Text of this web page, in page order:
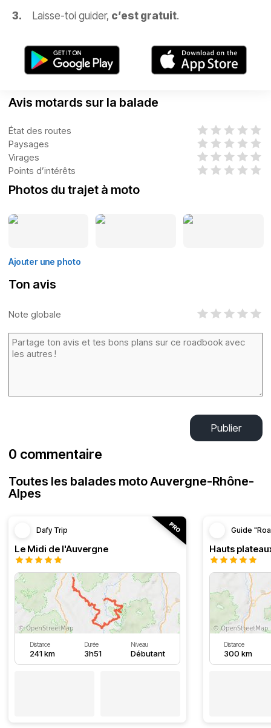
Laisse-toi guider, c’est gratuit.
Avis motards sur la balade
État des routes
Paysages
Virages
Points d’intérêts
Photos du trajet à moto
Ajouter une photo
Ton avis
Note globale
Publier
0 commentaire
Toutes les balades moto Auvergne-Rhône-
Alpes
Dafy Trip
Le Midi de l'Auvergne
Distance
241 km
Durée
3h51
Niveau
Débutant
Guide
Hauts
Distance
300 km